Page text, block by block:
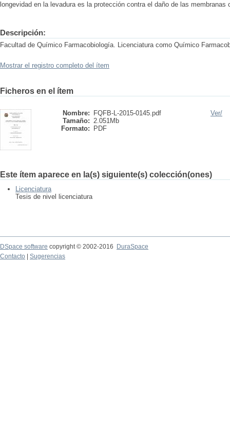
longevidad en la levadura es la protección contra el daño de las membranas
Descripción:
Facultad de Químico Farmacobiología. Licenciatura como Químico
Mostrar el registro completo del ítem
Ficheros en el ítem
Nombre:
FQFB-L-2015-0145.pdf
Tamaño: 2.051Mb
Formato:
PDF
Ver/
Este ítem aparece en la(s) siguiente(s) colección(ones)
Licenciatura
Tesis de nivel licenciatura
DSpace software copyright © 2002-2016
DuraSpace
Contacto
Sugerencias